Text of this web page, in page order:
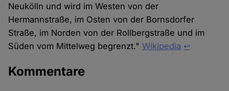
Neukölln und wird im Westen von der
Hermannstraße, im Osten von der Bornsdorfer
Straße, im Norden von der Rollbergstraße und im
Süden vom Mittelweg begrenzt."Wikipedia ↩︎
Kommentare